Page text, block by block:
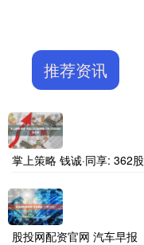
推荐资讯
掌上策略 钱诚·同享: 362
股投网配资官网 汽车早报